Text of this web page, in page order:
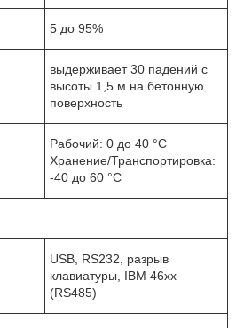
5 до 95%
выдерживает 30 падений с
высоты 1,5 м на бетонную
поверхность
Рабочий: 0 до 40 °C
Хранение/Транспортировка:
-40 до 60 °C
USB, RS232, разрыв
клавиатуры, IBM 46хx
(RS485)